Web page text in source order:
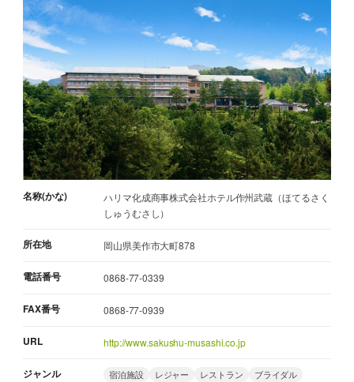
名称(かな)
ハリマ化成商事株式会社ホテル作州武蔵（ほてるさく
しゅうむさし）
所在地 岡山県美作市大町878
電話番号 0868-77-0339
FAX番号 0868-77-0939
URL http://www.sakushu-musashi.co.jp
ジャンル 宿泊施設 レジャー レストラン
ブライダル